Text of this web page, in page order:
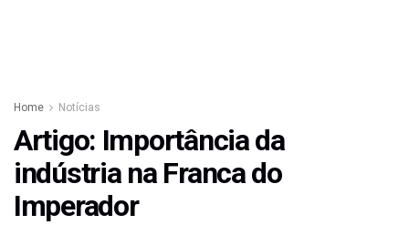
Home Notícias
Artigo: Importância da
indústria na Franca do
Imperador